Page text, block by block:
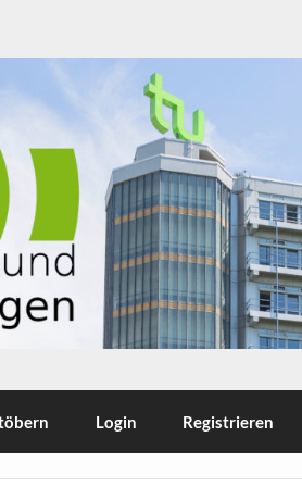
Login Registrieren